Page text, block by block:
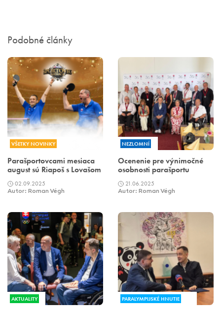
Podobné články
VŠETKY NOVINKY
Parašportovcami mesiaca
august sú Riapoš s Lovašom
02.09.2025
Autor: Roman Végh
NEZLOMNÍ
Ocenenie pre výnimočné
osobnosti parašportu
21.06.2025
Autor: Roman Végh
AKTUALITY PARALYMPIJSKÉ HNUTIE